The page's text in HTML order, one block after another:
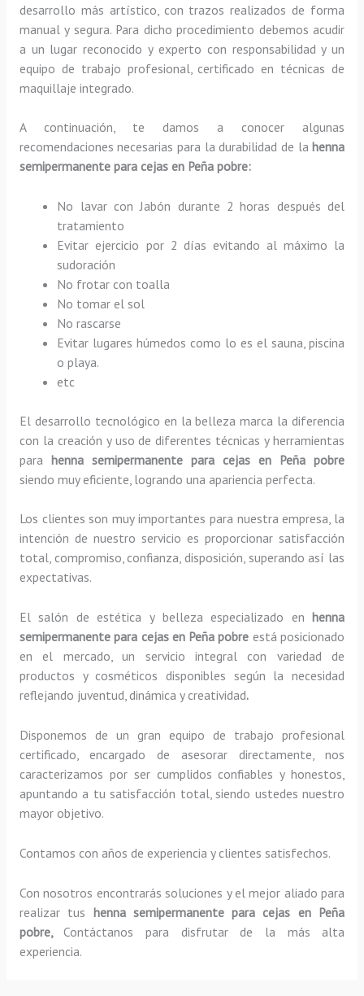
desarrollo más artístico, con trazos realizados de forma
manual y segura. Para dicho procedimiento debemos acudir
a un lugar reconocido y experto con responsabilidad y un
equipo de trabajo profesional, certificado en técnicas de
maquillaje integrado.
A continuación, te damos a conocer algunas
recomendaciones necesarias para la durabilidad de lahenna
semipermanente para cejasen Peña pobre:
No lavar con Jabón durante 2 horas después del
tratamiento
Evitar ejercicio por 2 días evitando al máximo la
sudoración
No frotar con toalla
No tomar el sol
No rascarse
Evitar lugares húmedos como lo es el sauna, piscina
o playa.
etc
El desarrollo tecnológico en la belleza marca la diferencia
con la creación y uso de diferentes técnicas y herramientas
para henna semipermanente para cejas en Peña pobre
siendo muy eficiente, logrando una apariencia perfecta.
Los clientes son muy importantes para nuestra empresa, la
intención de nuestro servicio es proporcionar satisfacción
total, compromiso, confianza, disposición, superando así las
expectativas.
El salón de estética y belleza especializado enhenna
semipermanente para cejasen Peña pobre está posicionado
en el mercado, un servicio integral con variedad de
productos y cosméticos disponibles según la necesidad
reflejando juventud, dinámica y creatividad.
Disponemos de un gran equipo de trabajo profesional
certificado, encargado de asesorar directamente, nos
caracterizamos por ser cumplidos confiables y honestos,
apuntando a tu satisfacción total, siendo ustedes nuestro
mayor objetivo.
Contamos con años de experiencia y clientes satisfechos.
Con nosotros encontrarás soluciones y el mejor aliado para
realizar tus henna semipermanente para cejas en Peña
pobre,Contáctanos para disfrutar de la más alta
experiencia.